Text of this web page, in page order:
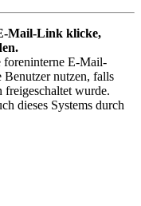
Mail-Link klicke,
foreninterne E-Mail-
nutzen, falls
wurde.
dieses Systems durch